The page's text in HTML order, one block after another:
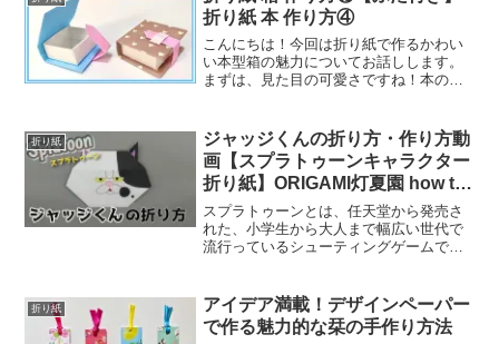
飛ぶのが見られます。しか...
折り紙 本 作り方④
こんにちは！今回は折り紙で作るかわい
い本型箱の魅力についてお話しします。
まずは、見た目の可愛さですね！本の形
色や柄のバリエーションも豊富で、自分
の好きなデザインで作るこ...
折り紙
ジャッジくんの折り方・作り方動
画【スプラトゥーンキャラクター
折り紙】ORIGAMI灯夏園 how to
make ORIGAMI Splatoon
スプラトゥーンとは、任天堂から発売さ
れた、小学生から大人まで幅広い世代で
流行っているシューティングゲームで
面にインクを塗り、一番多くの地面を塗
ったチームが勝ちという...
折り紙
アイデア満載！デザインペーパー
で作る魅力的な栞の手作り方法